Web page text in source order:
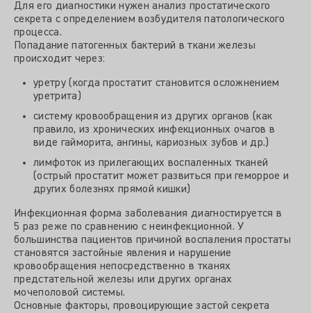
Для его диагностики нужен анализ простатического
секрета с определением возбудителя патологического
процесса.
Попадание патогенных бактерий в ткани железы
происходит через:
уретру (когда простатит становится осложнением
уретрита)
систему кровообращения из других органов (как
правило, из хронических инфекционных очагов в
виде гайморита, ангины, кариозных зубов и др.)
лимфоток из прилегающих воспаленных тканей
(острый простатит может развиться при геморрое и
других болезнях прямой кишки)
Инфекционная форма заболевания диагностируется в
5 раз реже по сравнению с неинфекционной. У
большинства пациентов причиной воспаления простаты
становятся застойные явления и нарушение
кровообращения непосредственно в тканях
предстательной железы или других органах
мочеполовой системы.
Основные факторы, провоцирующие застой секрета